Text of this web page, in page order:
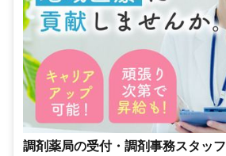
調剤薬局の受付・調剤事務スタッフ